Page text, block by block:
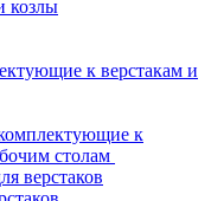
козлы
к верстакам и
к
столам
верстаков